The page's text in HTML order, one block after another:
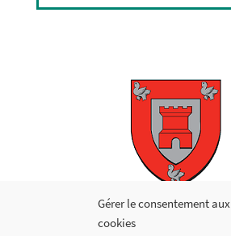
Gérer le consentement aux
cookies
Copyright © 2026